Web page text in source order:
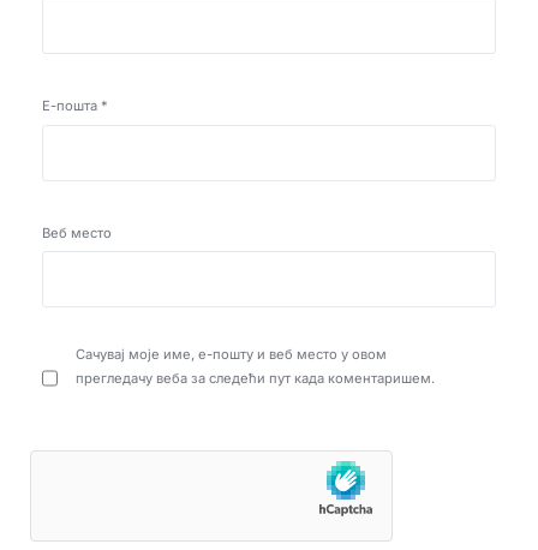
Е-пошта *
Веб место
Сачувај моје име, е-пошту и веб место у овом
прегледачу веба за следећи пут када коментаришем.